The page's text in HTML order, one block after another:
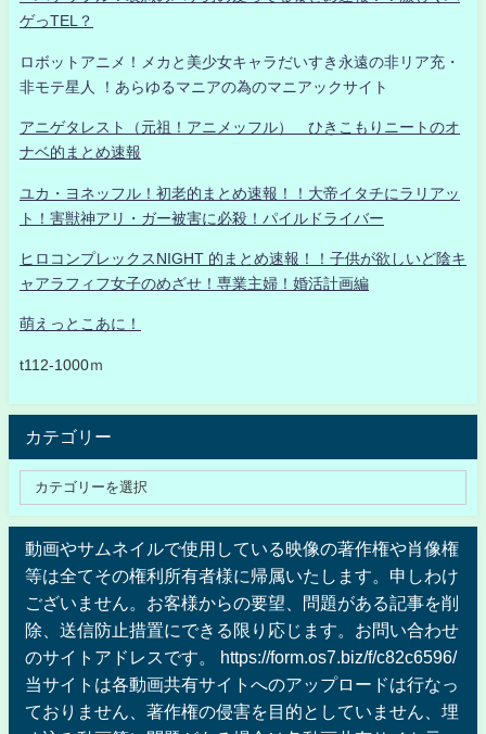
ゲっTEL？
ロボットアニメ！メカと美少女キャラだいすき永遠の非リア充・
非モテ星人 ！あらゆるマニアの為のマニアックサイト
アニゲタレスト（元祖！アニメッフル） ひきこもりニートのオ
ナベ的まとめ速報
ユカ・ヨネッフル！初老的まとめ速報！！大帝イタチにラリアッ
ト！害獣神アリ・ガー被害に必殺！パイルドライバー
ヒロコンプレックスNIGHT 的まとめ速報！！子供が欲しいど陰キ
ャアラフィフ女子のめざせ！専業主婦！婚活計画編
萌えっとこあに！
t112-1000ｍ
カテゴリー
動画やサムネイルで使用している映像の著作権や肖像権
等は全てその権利所有者様に帰属いたします。申しわけ
ございません。お客様からの要望、問題がある記事を削
除、送信防止措置にできる限り応じます。お問い合わせ
のサイトアドレスです。 https://form.os7.biz/f/c82c6596/
当サイトは各動画共有サイトへのアップロードは行なっ
ておりません、著作権の侵害を目的としていません、埋